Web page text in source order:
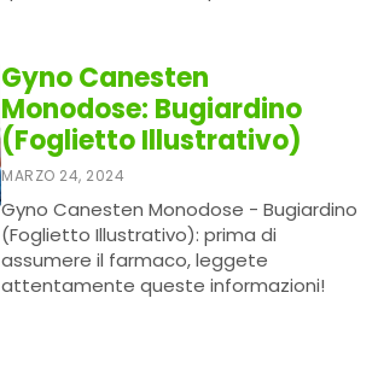
Gyno Canesten
Monodose: Bugiardino
(Foglietto Illustrativo)
MARZO 24, 2024
Gyno Canesten Monodose - Bugiardino
(Foglietto Illustrativo): prima di
assumere il farmaco, leggete
attentamente queste informazioni!